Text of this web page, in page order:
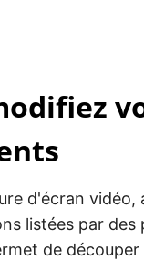
d'écran
listées par des
de